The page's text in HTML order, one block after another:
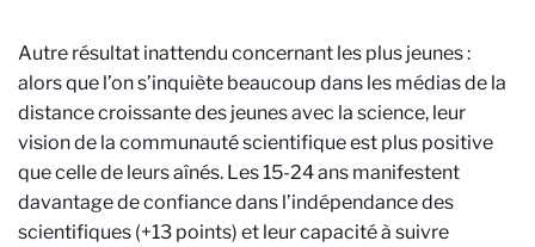
Autre résultat inattendu concernant les plus jeunes :
alors que l’on s’inquiète beaucoup dans les médias de la
distance croissante des jeunes avec la science, leur
vision de la communauté scientifique est plus positive
que celle de leurs aînés. Les 15-24 ans manifestent
davantage de confiance dans l’indépendance des
scientifiques (+13 points) et leur capacité à suivre